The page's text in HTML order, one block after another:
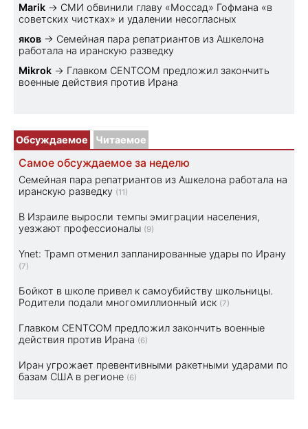
Marik → СМИ обвинили главу «Моссад» Гофмана «в
советских чистках» и удалении несогласных
яков → Семейная пара репатриантов из Ашкелона
работала на иранскую разведку
Mikrok → Главком CENTCOM предложил закончить
военные действия против Ирана
Обсуждаемое Читаемое
Самое обсуждаемое за неделю
Семейная пара репатриантов из Ашкелона работала на
иранскую разведку (11)
В Израиле выросли темпы эмиграции населения,
уезжают профессионалы (9)
Ynet: Трамп отменил запланированные удары по Ирану
(7)
Бойкот в школе привел к самоубийству школьницы.
Родители подали многомиллионный иск (7)
Главком CENTCOM предложил закончить военные
действия против Ирана (6)
Иран угрожает превентивными ракетными ударами по
базам США в регионе (6)